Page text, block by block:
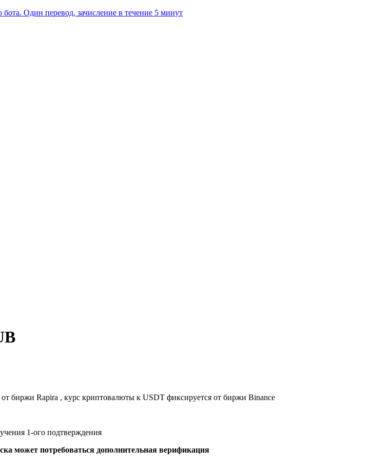
бота. Один перевод, зачисление в течение 5 минут
биржи Rapira , курс криптовалюты к USDT фиксируется от биржи Binance
1-ого подтверждения
может потребоваться дополнительная верификация